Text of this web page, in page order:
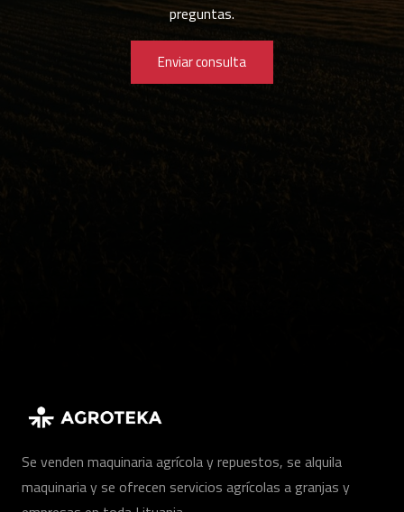
preguntas.
Enviar consulta
Se venden maquinaria agrícola y repuestos, se alquila
maquinaria y se ofrecen servicios agrícolas a granjas y